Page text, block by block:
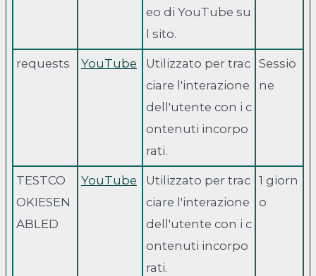
eo di YouTube su
l sito.
requests YouTube
Utilizzato per trac
ciare l'interazione
dell'utente con i c
ontenuti incorpo
rati.
Sessio
ne
TESTCO
OKIESEN
ABLED
YouTube
Utilizzato per trac
ciare l'interazione
dell'utente con i c
ontenuti incorpo
rati.
1 giorn
o